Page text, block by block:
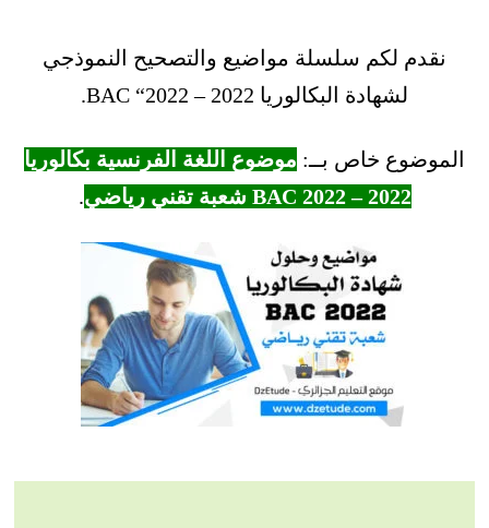
نقدم لكم سلسلة مواضيع والتصحيح النموذجي
لشهادة البكالوريا 2022 – BAC “2022.
الموضوع خاص بــ: موضوع اللغة الفرنسية بكالوريا
2022 – BAC 2022 شعبة تقني رياضي
.